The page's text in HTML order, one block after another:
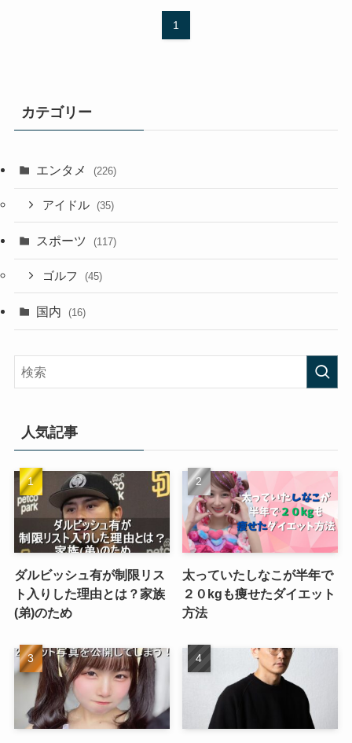
1
カテゴリー
エンタメ (226)
アイドル (35)
スポーツ (117)
ゴルフ (45)
国内 (16)
人気記事
ダルビッシュ有が制限リス
ト入りした理由とは？家族
(弟)のため
太っていたしなこが半年で
２０kgも痩せたダイエット
方法